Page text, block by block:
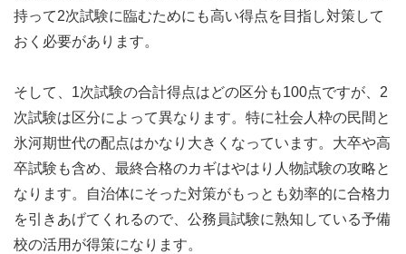
持って2次試験に臨むためにも高い得点を目指し対策して
おく必要があります。
そして、1次試験の合計得点はどの区分も100点ですが、2
次試験は区分によって異なります。特に社会人枠の民間と
氷河期世代の配点はかなり大きくなっています。大卒や高
卒試験も含め、最終合格のカギはやはり人物試験の攻略と
なります。自治体にそった対策がもっとも効率的に合格力
を引きあげてくれるので、公務員試験に熟知している予備
校の活用が得策になります。